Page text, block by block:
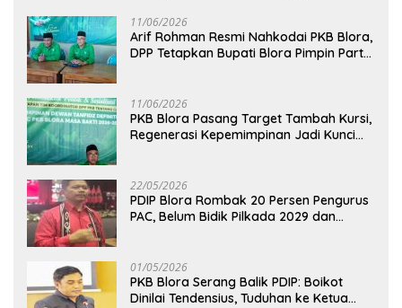
11/06/2026
Arif Rohman Resmi Nahkodai PKB Blora,
DPP Tetapkan Bupati Blora Pimpin Partai
11/06/2026
PKB Blora Pasang Target Tambah Kursi,
Regenerasi Kepemimpinan Jadi Kunci
22/05/2026
PDIP Blora Rombak 20 Persen Pengurus
PAC, Belum Bidik Pilkada 2029 dan
01/05/2026
PKB Blora Serang Balik PDIP: Boikot
Dinilai Tendensius, Tuduhan ke Ketua